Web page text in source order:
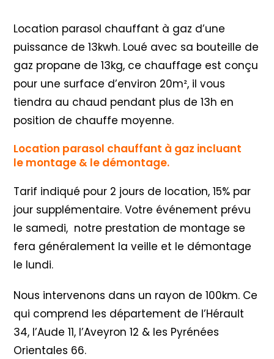
Location parasol chauffant à gaz d’une
puissance de 13kwh. Loué avec sa bouteille de
gaz propane de 13kg, ce chauffage est conçu
pour une surface d’environ 20m², il vous
tiendra au chaud pendant plus de 13h en
position de chauffe moyenne.
Location parasol chauffant à gaz incluant
le montage & le démontage.
Tarif indiqué pour 2 jours de location, 15% par
jour supplémentaire. Votre événement prévu
le samedi, notre prestation de montage se
fera généralement la veille et le démontage
le lundi.
Nous intervenons dans un rayon de 100km. Ce
qui comprend les département de l’Hérault
34, l’Aude 11, l’Aveyron 12 & les Pyrénées
Orientales 66.